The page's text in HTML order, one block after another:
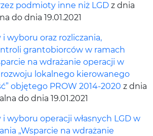
podmioty inne niż LGD z dnia
do dnia 19.01.2021
wyboru oraz rozliczania,
grantobiorców w ramach
na wdrażanie operacji w
lokalnego kierowanego
objętego PROW 2014-2020 z dnia
do dnia 19.01.2021
wyboru operacji własnych LGD w
„Wsparcie na wdrażanie